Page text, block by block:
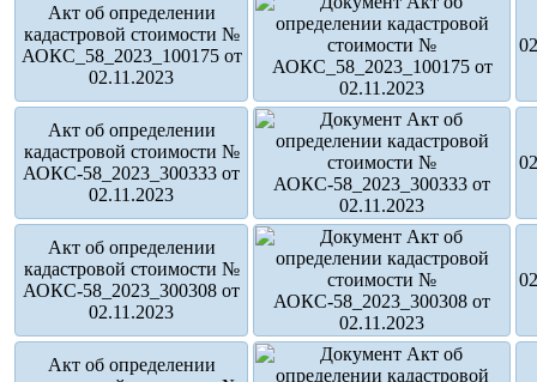
Акт об определении
кадастровой стоимости №
АОКС_58_2023_100175 от
02.11.2023
Акт об определении
кадастровой стоимости №
АОКС-58_2023_300333 от
02.11.2023
Акт об определении
кадастровой стоимости №
АОКС-58_2023_300308 от
02.11.2023
Акт об определении